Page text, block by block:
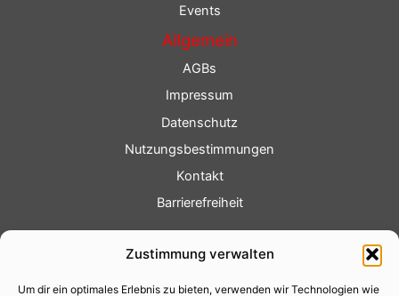
Zustimmung verwalten
Um dir ein optimales Erlebnis zu bieten, verwenden wir Technologien wie
Events
Allgemein
AGBs
Impressum
Datenschutz
Nutzungsbestimmungen
Kontakt
Barrierefreiheit
Fotoservice